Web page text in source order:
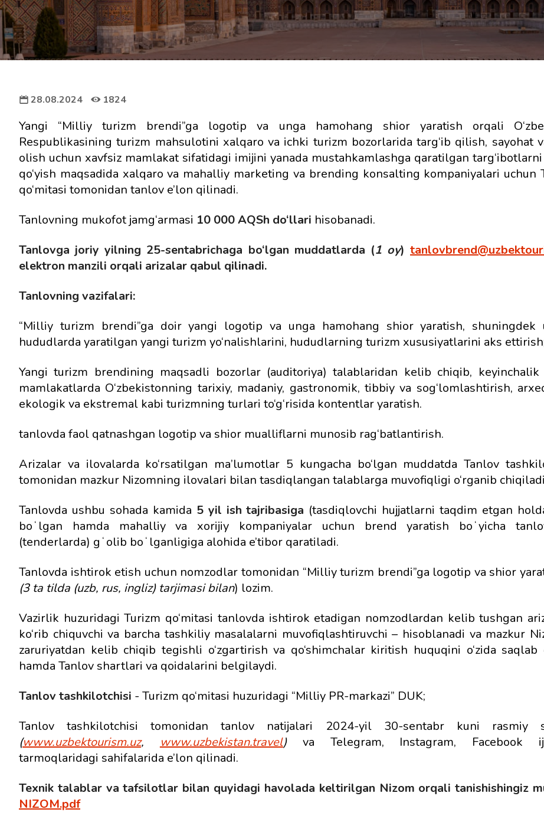
28.08.2024 1824
Yangi “Milliy turizm brendi”ga logotip va unga hamohang shior yaratish orqali
Respublikasining turizm mahsulotini xalqaro va ichki turizm bozorlarida targ‘ib qilish, sayohat
olish uchun xavfsiz mamlakat sifatidagi imijini yanada mustahkamlashga qaratilgan targ‘ibotlarni
qo‘yish maqsadida xalqaro va mahalliy marketing va brending konsalting kompaniyalari uchun
qo‘mitasi tomonidan tanlov e’lon qilinadi.
Tanlovning mukofot jamg‘armasi 10 000 AQSh do‘llari hisobanadi.
Tanlovga joriy yilning 25-sentabrichaga bo‘lgan muddatlarda (1 oy)
elektron manzili orqali arizalar qabul qilinadi.
Tanlovning vazifalari:
“Milliy turizm brendi”ga doir yangi logotip va unga hamohang shior yaratish, shuningdek
hududlarda yaratilgan yangi turizm yo‘nalishlarini, hududlarning turizm xususiyatlarini aks
Yangi turizm brendining maqsadli bozorlar (auditoriya) talablaridan kelib chiqib, keyinchalik
mamlakatlarda O‘zbekistonning tarixiy, madaniy, gastronomik, tibbiy va sog‘lomlashtirish,
ekologik va ekstremal kabi turizmning turlari to‘g‘risida kontentlar yaratish.
tanlovda faol qatnashgan logotip va shior mualliflarni munosib rag‘batlantirish.
Arizalar va ilovalarda ko‘rsatilgan ma’lumotlar 5 kungacha bo‘lgan muddatda Tanlov
tomonidan mazkur Nizomning ilovalari bilan tasdiqlangan talablarga muvofiqligi o‘rganib
Tanlovda ushbu sohada kamida 5 yil ish tajribasiga (tasdiqlovchi hujjatlarni taqdim etgan
boʻlgan hamda mahalliy va xorijiy kompaniyalar uchun brend yaratish boʻyicha
(tenderlarda) gʻolib boʻlganligiga alohida e’tibor qaratiladi.
Tanlovda ishtirok etish uchun nomzodlar tomonidan “Milliy turizm brendi”ga logotip va shior
(3 ta tilda (uzb, rus, ingliz) tarjimasi bilan) lozim.
Vazirlik huzuridagi Turizm qo‘mitasi tanlovda ishtirok etadigan nomzodlardan kelib tushgan
ko‘rib chiquvchi va barcha tashkiliy masalalarni muvofiqlashtiruvchi – hisoblanadi va mazkur
zaruriyatdan kelib chiqib tegishli o‘zgartirish va qo‘shimchalar kiritish huquqini o‘zida saqlab
hamda Tanlov shartlari va qoidalarini belgilaydi.
Tanlov tashkilotchisi - Turizm qo‘mitasi huzuridagi “Milliy PR-markazi” DUK;
Tanlov tashkilotchisi tomonidan tanlov natijalari 2024-yil 30-sentabr kuni rasmiy
(www.uzbektourism.uz, www.uzbekistan.travel)va Telegram, Instagram, Facebook
tarmoqlaridagi sahifalarida e’lon qilinadi.
Texnik talablar va tafsilotlar bilan quyidagi havolada keltirilgan Nizom orqali tanishishingiz
NIZOM.pdf